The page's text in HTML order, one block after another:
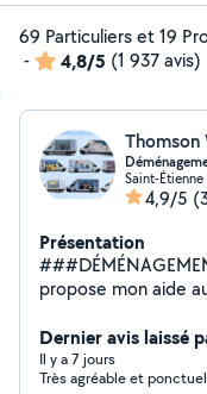
69 Particuliers et 19
-
4,8/5 (1 937 avis)
Thomson
Saint-
4,9/5
Présentation
propose mon aide
les magasins
des particuliers
couverture de
Dernier avis laissé
Il y a 7 jours
Très agréable et